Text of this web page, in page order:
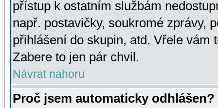
přístup k ostatním službám
např. postavičky, soukromé zprávy,
přihlášení do skupin, atd. Vřele vám
Zabere to jen pár chvil.
Návrat nahoru
Proč jsem automaticky odhlášen?